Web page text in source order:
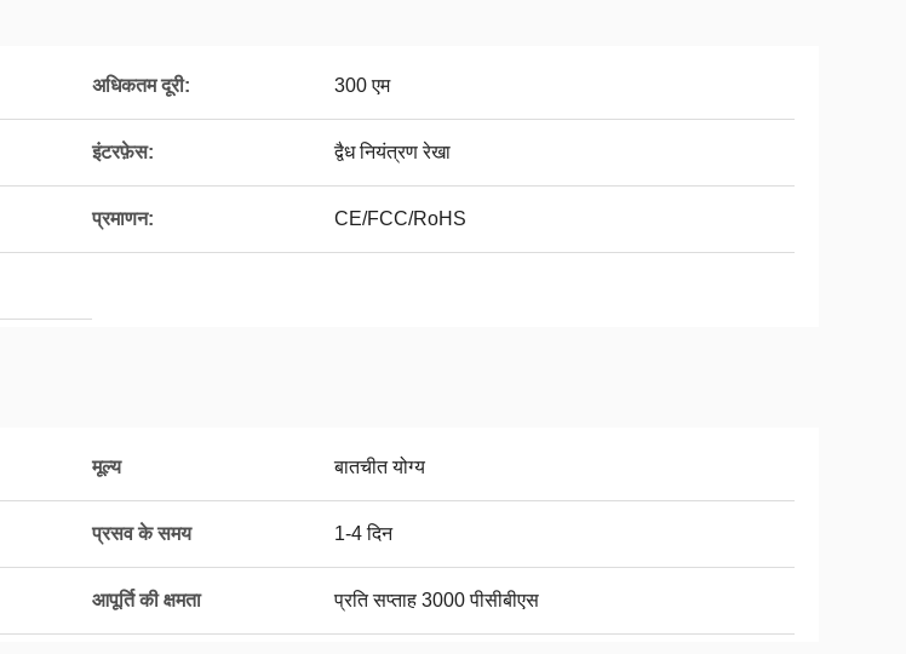
अधिकतम दूरी: 300 एम
इंटरफ़ेस: द्वैध नियंत्रण रेखा
प्रमाणन: CE/FCC/RoHS
मूल्य बातचीत योग्य
प्रसव के समय 1-4 दिन
आपूर्ति की क्षमता प्रति सप्ताह 3000 पीसीबीएस